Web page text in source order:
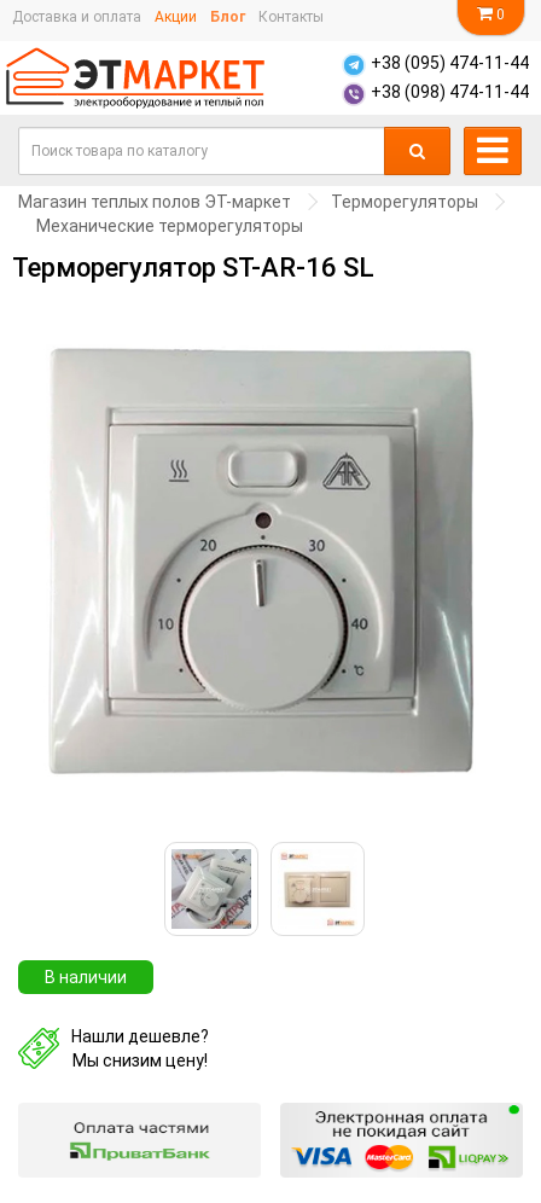
0
Доставка и оплата Акции Блог Контакты
+38 (095) 474-11-44
+38 (098) 474-11-44
Магазин теплых полов ЭТ-маркет
Терморегуляторы
Механические терморегуляторы
Терморегулятор ST-AR-16 SL
В наличии
Нашли дешевле?
Мы снизим цену!